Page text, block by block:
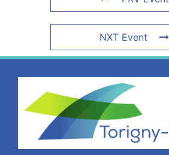
NXT Event